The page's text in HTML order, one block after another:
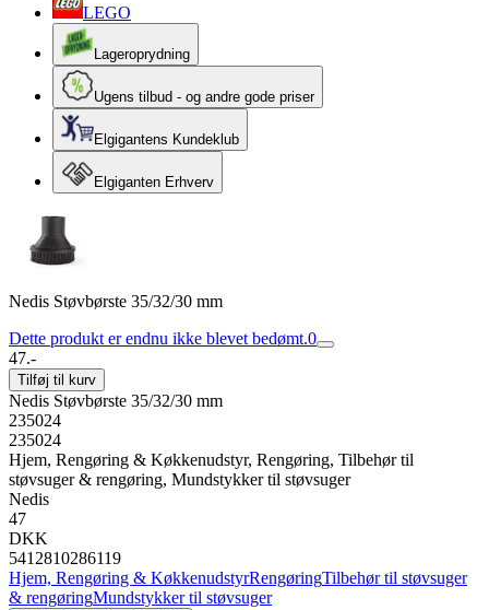
LEGO
Lageroprydning
Ugens tilbud - og andre gode priser
Elgigantens Kundeklub
Elgiganten Erhverv
Nedis Støvbørste 35/32/30 mm
Dette produkt er endnu ikke blevet bedømt.0
47.-
Tilføj til kurv
Nedis Støvbørste 35/32/30 mm
235024
235024
Hjem, Rengøring & Køkkenudstyr, Rengøring, Tilbehør til
støvsuger & rengøring, Mundstykker til støvsuger
Nedis
47
DKK
5412810286119
Hjem, Rengøring & KøkkenudstyrRengøringTilbehør til støvsuger
& rengøringMundstykker til støvsuger